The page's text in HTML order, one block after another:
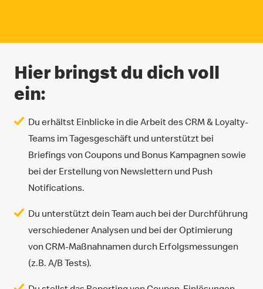
Hier bringst du dich voll
ein:
Du erhältst Einblicke in die Arbeit des CRM & Loyalty-
Teams im Tagesgeschäft und unterstützt bei
Briefings von Coupons und Bonus Kampagnen sowie
bei der Erstellung von Newslettern und Push
Notifications.
Du unterstützt dein Team auch bei der Durchführung
verschiedener Analysen und bei der Optimierung
von CRM-Maßnahnamen durch Erfolgsmessungen
(z.B. A/B Tests).